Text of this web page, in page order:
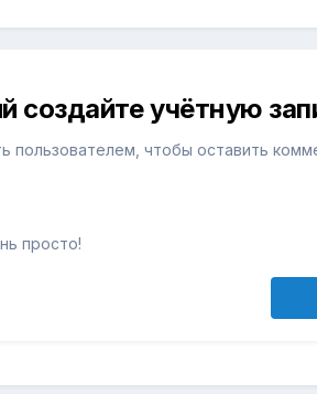
учётную
пользователем, чтобы оставить
просто!